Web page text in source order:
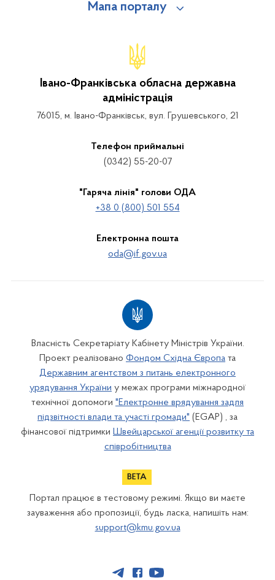
Мапа порталу
Івано-Франківська обласна державна
адміністрація
76015, м. Івано-Франківськ, вул. Грушевського, 21
Телефон приймальні
(0342) 55-20-07
"Гаряча лінія" голови ОДА
+38 0 (800) 501 554
Електронна пошта
oda@if.gov.ua
Власність Секретаріату Кабінету Міністрів України.
Проект реалізовано Фондом Східна Європа та
Державним агентством з питань електронного
урядування України у межах програми міжнародної
технічної допомоги "Електронне врядування задля
підзвітності влади та участі громади" (EGAP) , за
фінансової підтримки Швейцарської агенції розвитку та
співробітництва
Портал працює в тестовому режимі. Якщо ви маєте
зауваження або пропозиції, будь ласка, напишіть нам:
support@kmu.gov.ua